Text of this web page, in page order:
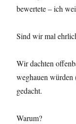
bewertete – ich
Sind wir mal
Wir dachten
weghauen
gedacht.
Warum?